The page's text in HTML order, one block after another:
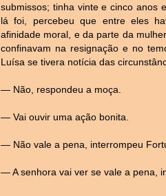
submissos; tinha vinte e cinco anos
lá foi, percebeu que entre eles
afinidade moral, e da parte da
confinavam na resignação e no
Luísa se tivera notícia das
— Não, respondeu a moça.
— Vai ouvir uma ação bonita.
— Não vale a pena, interrompeu
— A senhora vai ver se vale a pena,